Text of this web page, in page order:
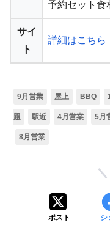
予約セット食
サイ
ト
詳細はこちら
9月営業 屋上 BBQ
題 駅近 4月営業 5月
8月営業
ポスト シ